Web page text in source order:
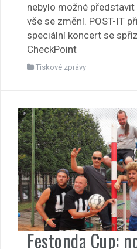
nebylo možné
vše se změní. POST-IT
speciální koncert se
CheckPoint
Tiskové zprávy
Festonda Cup: